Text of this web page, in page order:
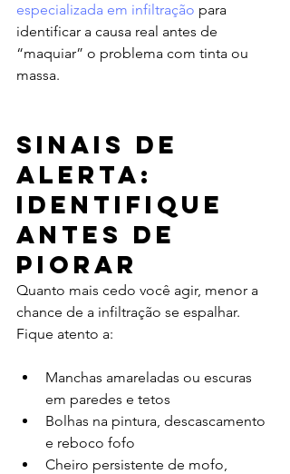
especializada em infiltração para
identificar a causa real antes de
“maquiar” o problema com tinta ou
massa.
Sinais de
alerta:
identifique
antes de
piorar
Quanto mais cedo você agir, menor a
chance de a infiltração se espalhar.
Fique atento a:
Manchas amareladas ou escuras
em paredes e tetos
Bolhas na pintura, descascamento
e reboco fofo
Cheiro persistente de mofo,